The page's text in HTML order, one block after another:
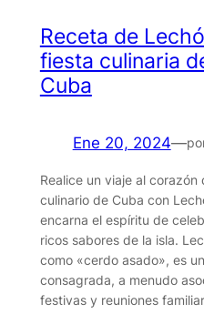
Receta de
fiesta culinaria
Cuba
Ene 20, 2024—
Realice un viaje al
culinario de Cuba con
encarna el espíritu de
ricos sabores de la isla.
como «cerdo asado», es
consagrada, a menudo
festivas y reuniones